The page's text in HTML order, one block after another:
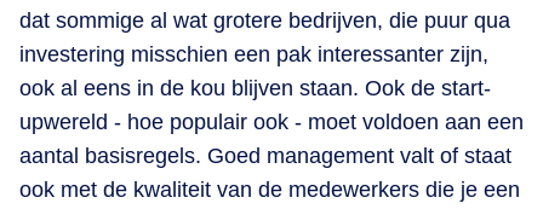
dat sommige al wat grotere bedrijven, die puur qua
investering misschien een pak interessanter zijn,
ook al eens in de kou blijven staan. Ook de start-
upwereld - hoe populair ook - moet voldoen aan een
aantal basisregels. Goed management valt of staat
ook met de kwaliteit van de medewerkers die je een